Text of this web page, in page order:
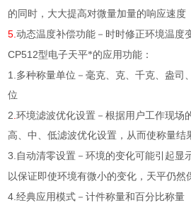
的同时，大大提高对微量加量的响应速度
5.动态温度补偿功能－时时修正环境温度
CP512型电子天平*的应用功能：
1. 多种称量单位 －毫克、克、千克、盎司
位
2 .环境滤波优化设置 －根据用户工作现场
高、中、低滤波优化设置，从而使称量结
3. 自动清零设置 －环境的变化可能引起显
以保证即使环境有微小的变化，天平仍然
4.经典应用模式－计件称量和百分比称量